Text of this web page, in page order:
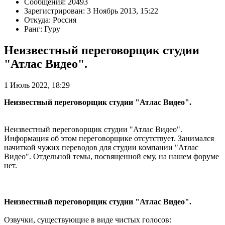
Сообщения: 20493
Зарегистрирован: 3 Ноябрь 2013, 15:22
Откуда: Россия
Ранг: Гуру
Неизвестный переговорщик студии
"Атлас Видео".
1 Июль 2022, 18:29
Неизвестный переговорщик студии "Атлас Видео".
Неизвестный переговорщик студии "Атлас Видео".
Информация об этом переговорщике отсутствует. Занимался
начиткой чужих переводов для студии компании "Атлас
Видео". Отдельной темы, посвященной ему, на нашем форуме
нет.
Неизвестный переговорщик студии "Атлас Видео".
Озвучки, существующие в виде чистых голосов: